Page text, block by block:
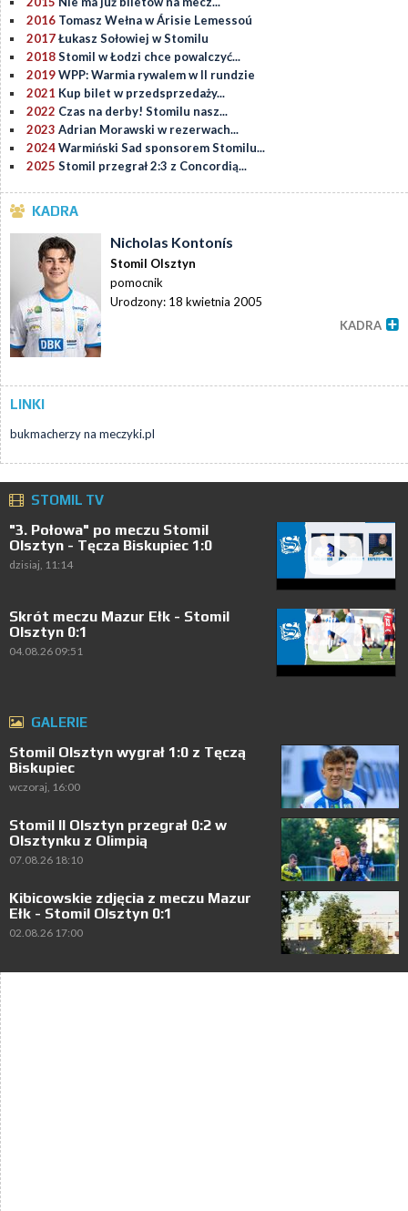
2016 Tomasz Wełna w Árisie Lemessoú
2017Łukasz Sołowiej w Stomilu
2018Stomil w Łodzi chce powalczyć...
2019WPP: Warmia rywalem w II rundzie
2021 Kup bilet w przedsprzedaży...
2022 Czas na derby! Stomilu nasz...
2023 Adrian Morawski w rezerwach...
2024Warmiński Sad sponsorem Stomilu...
2025 Stomil przegrał 2:3 z Concordią...
KADRA
Nicholas Kontonís
Stomil Olsztyn
pomocnik
Urodzony: 18 kwietnia 2005
KADRA
LINKI
bukmacherzy na meczyki.pl
STOMIL TV
"3. Połowa" po meczu Stomil
Olsztyn - Tęcza Biskupiec 1:0
dzisiaj, 11:14
Skrót meczu Mazur Ełk - Stomil
Olsztyn 0:1
04.08.26 09:51
GALERIE
Stomil Olsztyn wygrał 1:0 z Tęczą
Biskupiec
wczoraj, 16:00
Stomil II Olsztyn przegrał 0:2 w
Olsztynku z Olimpią
07.08.26 18:10
Kibicowskie zdjęcia z meczu Mazur
Ełk - Stomil Olsztyn 0:1
02.08.26 17:00